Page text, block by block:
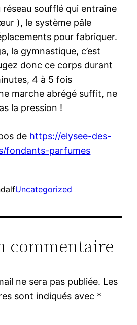
soufflé qui entraîne
), le système pâle
pour fabriquer.
la gymnastique, c’est
donc ce corps durant
4 à 5 fois
marche abrégé suffit, ne
la pression !
de https://elysee-des-
fondants-parfumes
Uncategorized
commentaire
ne sera pas publiée. Les
sont indiqués avec *